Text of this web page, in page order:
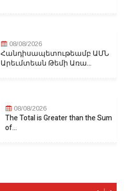
08/08/2026
Հանդիսապետութեամբ ԱՄՆ
Արեւմտեան Թեմի Առա...
08/08/2026
The Total is Greater than the Sum
of...